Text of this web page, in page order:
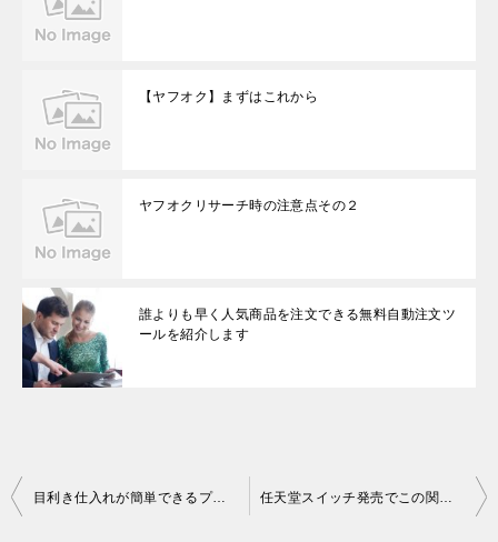
【ヤフオク】まずはこれから
ヤフオクリサーチ時の注意点その２
誰よりも早く人気商品を注文できる無料自動注文ツ
ールを紹介します
投
稿
ナ
目利き仕入れが簡単できるプレミア商品達紹介します。